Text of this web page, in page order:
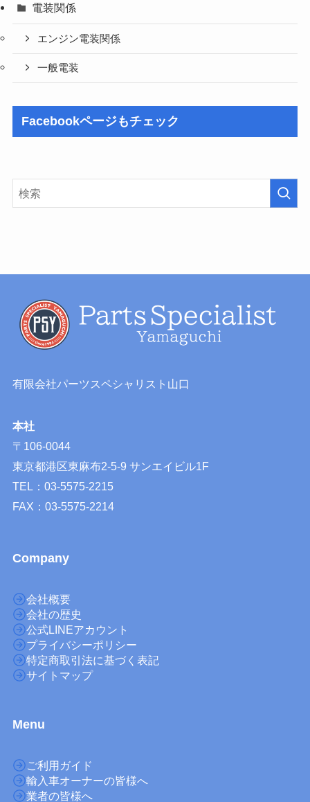
電装関係
エンジン電装関係
一般電装
Facebookページもチェック
有限会社パーツスペシャリスト山口
本社
〒106-0044
東京都港区東麻布2-5-9 サンエイビル1F
TEL：03-5575-2215
FAX：03-5575-2214
Company
会社概要
会社の歴史
公式LINEアカウント
プライバシーポリシー
特定商取引法に基づく表記
サイトマップ
Menu
ご利用ガイド
輸入車オーナーの皆様へ
業者の皆様へ